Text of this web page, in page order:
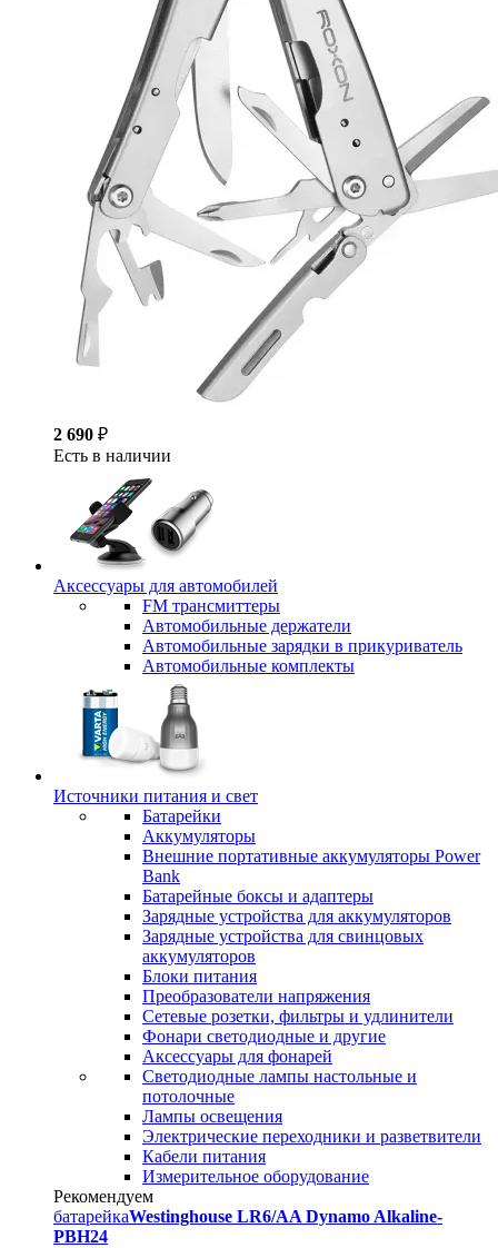
2 690 ₽
Есть в наличии
Аксессуары для автомобилей
FM трансмиттеры
Автомобильные держатели
Автомобильные зарядки в прикуриватель
Автомобильные комплекты
Источники питания и свет
Батарейки
Аккумуляторы
Внешние портативные аккумуляторы Power
Bank
Батарейные боксы и адаптеры
Зарядные устройства для аккумуляторов
Зарядные устройства для свинцовых
аккумуляторов
Блоки питания
Преобразователи напряжения
Сетевые розетки, фильтры и удлинители
Фонари светодиодные и другие
Аксессуары для фонарей
Светодиодные лампы настольные и
потолочные
Лампы освещения
Электрические переходники и разветвители
Кабели питания
Измерительное оборудование
Рекомендуем
батарейкаWestinghouse LR6/AA Dynamo Alkaline-
PBH24